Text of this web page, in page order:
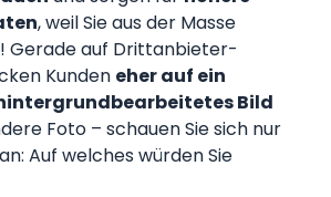
, weil Sie aus der Masse
Gerade auf Drittanbieter-
Kunden eher auf ein
Bild
Foto – schauen Sie sich nur
Auf welches würden Sie